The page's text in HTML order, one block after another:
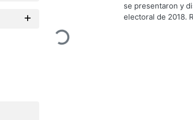
Loading...
Osornio Guerrero,
Héctor;Navarrete
se presentaron y
electoral de 2018.